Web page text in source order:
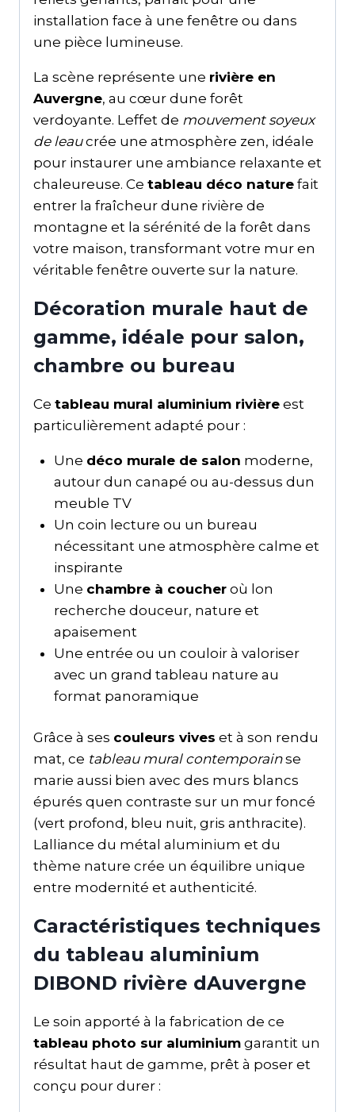
installation face à une fenêtre ou dans
une pièce lumineuse.
La scène représente une rivière en
Auvergne, au cœur dune forêt
verdoyante. Leffet de mouvement soyeux
de leaucrée une atmosphère zen, idéale
pour instaurer une ambiance relaxante et
chaleureuse. Ce tableau déco nature fait
entrer la fraîcheur dune rivière de
montagne et la sérénité de la forêt dans
votre maison, transformant votre mur en
véritable fenêtre ouverte sur la nature.
Décoration murale haut de
gamme, idéale pour salon,
chambre ou bureau
Ce tableau mural aluminium rivière est
particulièrement adapté pour :
Une déco murale de salon moderne,
autour dun canapé ou au-dessus dun
meuble TV
Un coin lecture ou un bureau
nécessitant une atmosphère calme et
inspirante
Une chambre à coucheroù lon
recherche douceur, nature et
apaisement
Une entrée ou un couloir à valoriser
avec un grand tableau nature au
format panoramique
Grâce à ses couleurs vives et à son rendu
mat, ce tableau mural contemporainse
marie aussi bien avec des murs blancs
épurés quen contraste sur un mur foncé
(vert profond, bleu nuit, gris anthracite).
Lalliance du métal aluminium et du
thème nature crée un équilibre unique
entre modernité et authenticité.
Caractéristiques techniques
du tableau aluminium
DIBOND rivière dAuvergne
Le soin apporté à la fabrication de ce
tableau photo sur aluminium garantit un
résultat haut de gamme, prêt à poser et
conçu pour durer :